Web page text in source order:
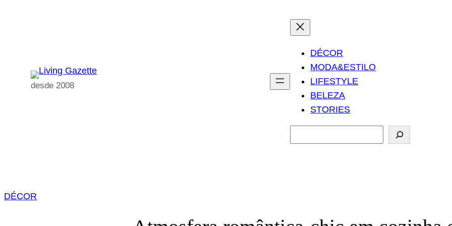
desde 2008
DÉCOR
MODA&ESTILO
LIFESTYLE
BELEZA
STORIES
e
DÉCOR